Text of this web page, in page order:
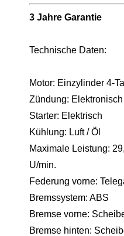
3 Jahre Garantie
Technische Daten:
Motor: Einzylinder 4-
Zündung: Elektronisch
Starter: Elektrisch
Kühlung: Luft / Öl
Maximale Leistung:
U/min.
Federung vorne:
Bremssystem: ABS
Bremse vorne:
Bremse hinten: